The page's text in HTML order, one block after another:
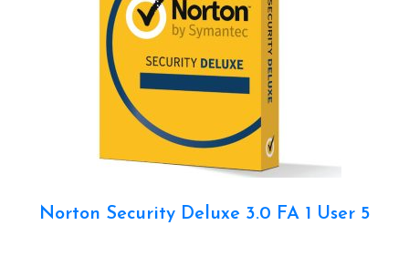
Norton Security Deluxe 3.0 FA 1 User 5